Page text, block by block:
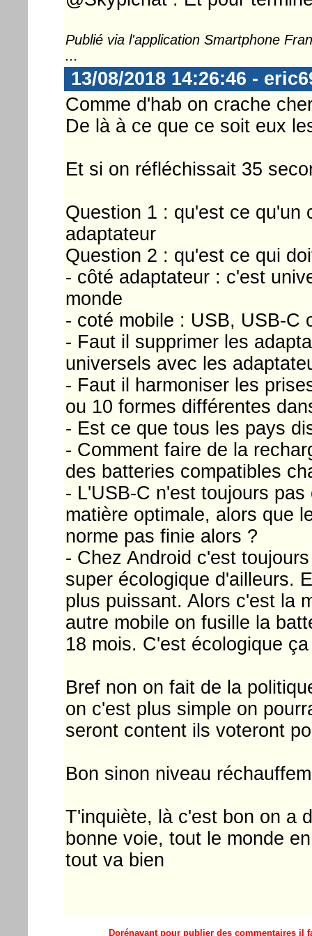
Publié via l'application Smartphone
...
13/08/2018 14:26:46 -
Comme d'hab on crache
De là à ce que ce soit eux
Et si on réfléchissait 35
Question 1 : qu'est ce qu'un
adaptateur
Question 2 : qu'est ce qui
- côté adaptateur : c'est
monde
- coté mobile : USB, USB-C
- Faut il supprimer les
universels avec les
- Faut il harmoniser les
ou 10 formes différentes
- Est ce que tous les pays
- Comment faire de la
des batteries compatibles
- L'USB-C n'est toujours
matière optimale, alors que
norme pas finie alors ?
- Chez Android c'est
super écologique d'ailleurs.
plus puissant. Alors c'est la
autre mobile on fusille la
18 mois. C'est écologique
Bref non on fait de la
on c'est plus simple on
seront content ils voteront
Bon sinon niveau
T'inquiète, là c'est bon on a
bonne voie, tout le monde
tout va bien
Dorénavant pour publier des commentaires il